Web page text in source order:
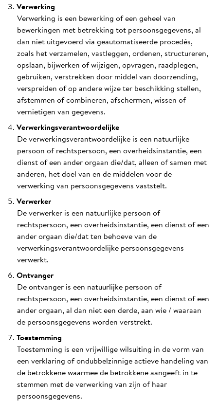
Verwerking
Verwerking is een bewerking of een geheel van
bewerkingen met betrekking tot persoonsgegevens, al
dan niet uitgevoerd via geautomatiseerde procedés,
zoals het verzamelen, vastleggen, ordenen, structureren,
opslaan, bijwerken of wijzigen, opvragen, raadplegen,
gebruiken, verstrekken door middel van doorzending,
verspreiden of op andere wijze ter beschikking stellen,
afstemmen of combineren, afschermen, wissen of
vernietigen van gegevens.
Verwerkingsverantwoordelijke
De verwerkingsverantwoordelijke is een natuurlijke
persoon of rechtspersoon, een overheidsinstantie, een
dienst of een ander orgaan die/dat, alleen of samen met
anderen, het doel van en de middelen voor de
verwerking van persoonsgegevens vaststelt.
Verwerker
De verwerker is een natuurlijke persoon of
rechtspersoon, een overheidsinstantie, een dienst of een
ander orgaan die/dat ten behoeve van de
verwerkingsverantwoordelijke persoonsgegevens
verwerkt.
Ontvanger
De ontvanger is een natuurlijke persoon of
rechtspersoon, een overheidsinstantie, een dienst of een
ander orgaan, al dan niet een derde, aan wie / waaraan
de persoonsgegevens worden verstrekt.
Toestemming
Toestemming is een vrijwillige wilsuiting in de vorm van
een verklaring of ondubbelzinnige actieve handeling van
de betrokkene waarmee de betrokkene aangeeft in te
stemmen met de verwerking van zijn of haar
persoonsgegevens.